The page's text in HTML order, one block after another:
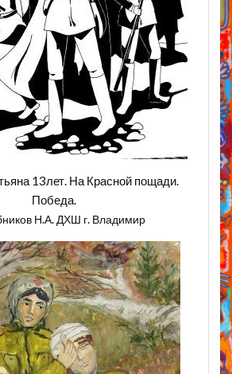
13лет. На Красной пощади.
Победа.
Н.А. ДХШ г. Владимир